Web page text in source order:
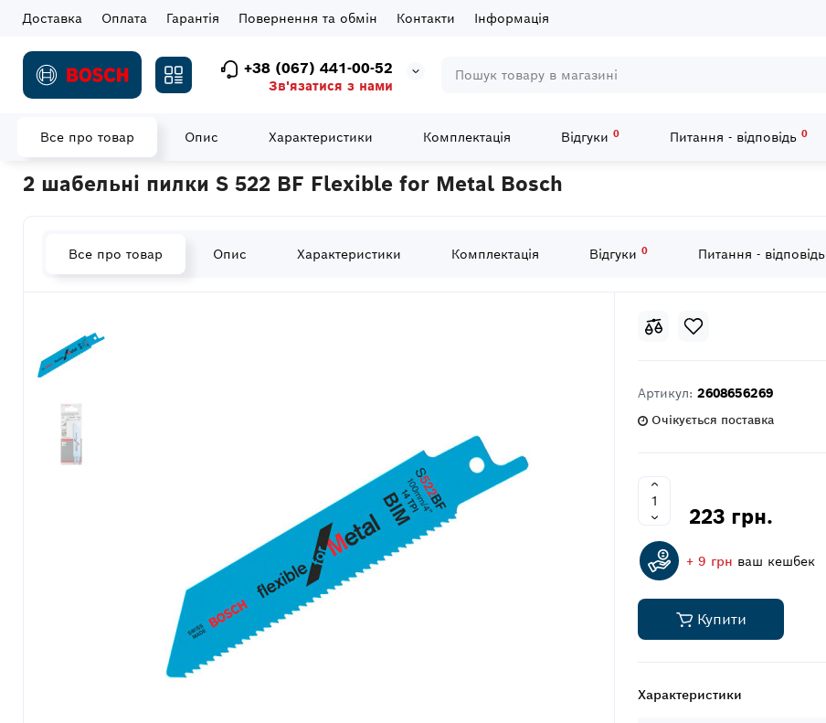
Доставка Оплата Гарантія Повернення та обмін Контакти Інформація
+38 (067) 441-00-52
Зв'язатися з нами
Все про товар Опис Характеристики Комплектація Відгуки 0 Питання - відповідь 0
Головна Витратні матеріали Полотна для шабельних пил 2 шабельні пилки S 522 BF Flexible for Metal Bosch
2 шабельні пилки S 522 BF Flexible for Metal Bosch
Все про товар Опис Характеристики Комплектація Відгуки 0 Питання - відповідь
Артикул: 2608656269
Очікується поставка
223 грн.
+ 9 грн ваш кешбек
Купити
Характеристики